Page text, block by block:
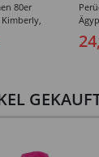
80er